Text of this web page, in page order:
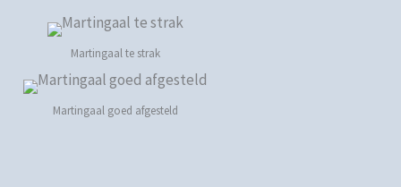
Martingaal te strak
Martingaal goed afgesteld